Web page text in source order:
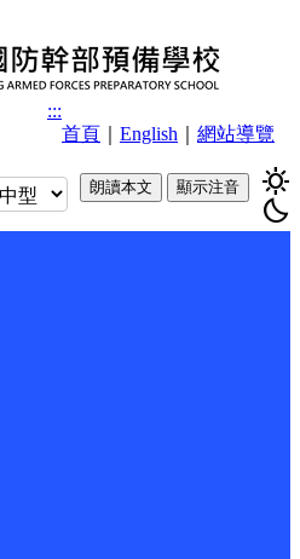
首頁 English 網站導覽
:::
sunny
bedtime
朗讀本文 顯示注音